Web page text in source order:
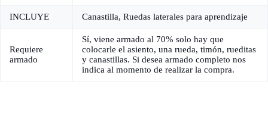
INCLUYE Canastilla, Ruedas laterales para aprendizaje
Requiere
armado
Sí, viene armado al 70% solo hay que
colocarle el asiento, una rueda, timón, rueditas
y canastillas. Si desea armado completo nos
indica al momento de realizar la compra.